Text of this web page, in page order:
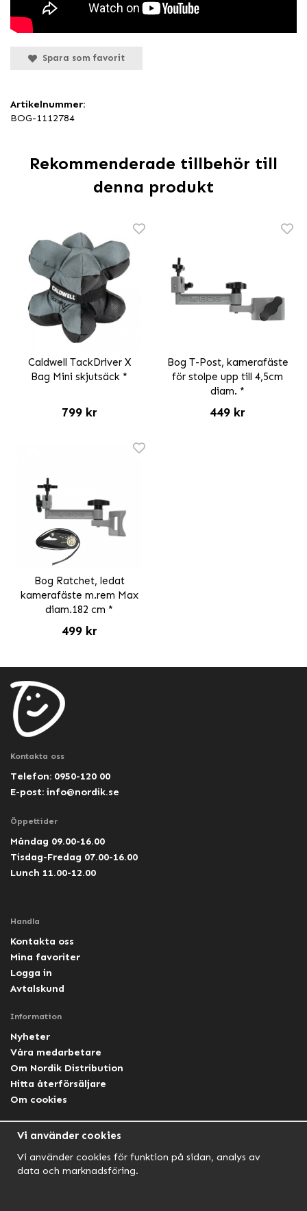
Spara som favorit
Artikelnummer:
BOG-1112784
Rekommenderade tillbehör till
denna produkt
Caldwell TackDriver X
Bag Mini skjutsäck *
799 kr
Bog T-Post, kamerafäste
för stolpe upp till 4,5cm
diam. *
449 kr
Bog Ratchet, ledat
kamerafäste m.rem Max
diam.182 cm *
499 kr
Kontakta oss
Telefon: 0950-120 00
E-post: info@nordik.se
Öppettider
Måndag 09.00-16.00
Tisdag-Fredag 07.00-16.00
Lunch 11.00-12.00
Handla
Kontakta oss
Mina favoriter
Logga in
Avtalskund
Information
Nyheter
Våra medarbetare
Om Nordik Distribution
Hitta återförsäljare
Om cookies
Facebook Lightforce Sweden
Vi använder cookies
Vi använder cookies för funktion på sidan, analys av
data och marknadsföring.